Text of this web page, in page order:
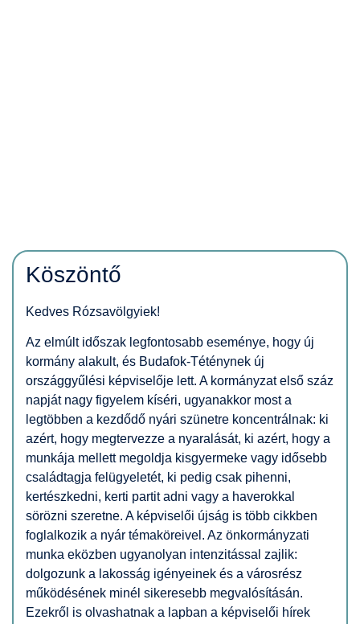
Köszöntő
Kedves Rózsavölgyiek!
Az elmúlt időszak legfontosabb eseménye, hogy új
kormány alakult, és Budafok-Téténynek új
országgyűlési képviselője lett. A kormányzat első száz
napját nagy figyelem kíséri, ugyanakkor most a
legtöbben a kezdődő nyári szünetre koncentrálnak: ki
azért, hogy megtervezze a nyaralását, ki azért, hogy a
munkája mellett megoldja kisgyermeke vagy idősebb
családtagja felügyeletét, ki pedig csak pihenni,
kertészkedni, kerti partit adni vagy a haverokkal
sörözni szeretne. A képviselői újság is több cikkben
foglalkozik a nyár témaköreivel. Az önkormányzati
munka eközben ugyanolyan intenzitással zajlik:
dolgozunk a lakosság igényeinek és a városrész
működésének minél sikeresebb megvalósításán.
Ezekről is olvashatnak a lapban a képviselői hírek